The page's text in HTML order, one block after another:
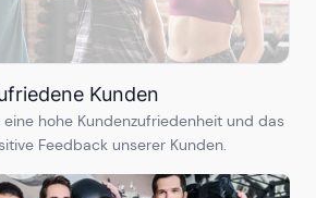
Kunden
hohe Kundenzufriedenheit und das
Feedback unserer Kunden.